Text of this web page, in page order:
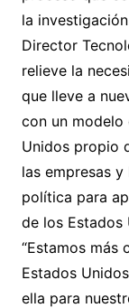
la
Director
relieve la
que lleve a
con un modelo
Unidos propio
las empresas y
política para
de los Estados
“Estamos más
Estados
ella para